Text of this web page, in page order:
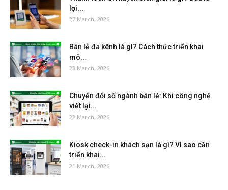
lợi...
27 March, 2026
Bán lẻ đa kênh là gì? Cách thức triển khai
mô...
23 March, 2026
Chuyển đổi số ngành bán lẻ: Khi công nghệ
viết lại...
22 March, 2026
Kiosk check-in khách sạn là gì? Vì sao cần
triển khai...
21 March, 2026